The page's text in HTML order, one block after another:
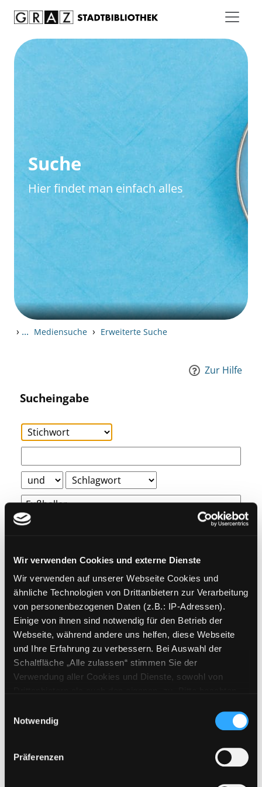
Wir verwenden Cookies und externe Dienste
Wir verwenden auf unserer Webseite Cookies und
ähnliche Technologien von Drittanbietern zur Verarbeitung
von personenbezogenen Daten (z.B.: IP-Adressen).
Einige von ihnen sind notwendig für den Betrieb der
Webseite, während andere uns helfen, diese Webseite
und Ihre Erfahrung zu verbessern. Bei Auswahl der
Schaltfläche „Alle zulassen“ stimmen Sie der
Verwendung aller Cookies und Dienste, sowohl von
Cookies von Drittanbietern, eine Verarbeitung in
unsicheren Drittländern (Länder außerhalb des EWR
ohne adäquates Datenschutzniveau) stattfinden kann. In
diesem Zusammenhang können aktuell Risiken für
Notwendig
Präferenzen
Suche
Hier findet man einfach alles
› ... Mediensuche › Erweiterte Suche
Zur Hilfe
Sucheingabe
Weitere Suchkriterien
Erwerbungen der letzten Tage
Jahr von
Medien anzeigen, die nach dem Jahr veröffentlicht
Jahr bis
Medien anzeigen, die vor dem
E-Medien
Mediengruppe